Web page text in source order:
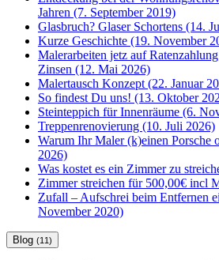
Jahren (7. September 2019)
Glasbruch? Glaser Schortens (14.
Kurze Geschichte (19. November
Malerarbeiten jetz auf
Zinsen (12. Mai 2026)
Malertausch Konzept (22. Januar
So findest Du uns! (13. Oktober
Steinteppich für Innenräume (6.
Treppenrenovierung (10. Juli 2026)
Warum Ihr Maler (k)einen Porsche
2026)
Was kostet es ein Zimmer zu
Zimmer streichen für 500,00€ incl
Zufall – Aufschrei beim Entfernen
November 2020)
Blog (11)